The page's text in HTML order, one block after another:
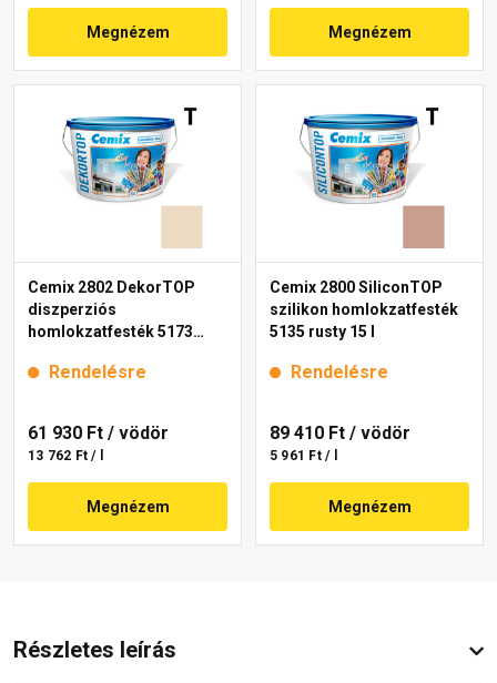
Megnézem Megnézem
Cemix 2802 DekorTOP
diszperziós
homlokzatfesték 5173
Rendelésre
61 930 Ft / vödör
13 762 Ft / l
Megnézem
Cemix 2800 SiliconTOP
szilikon homlokzatfesték
5135 rusty 15 l
Rendelésre
89 410 Ft / vödör
5 961 Ft / l
Megnézem
Részletes leírás